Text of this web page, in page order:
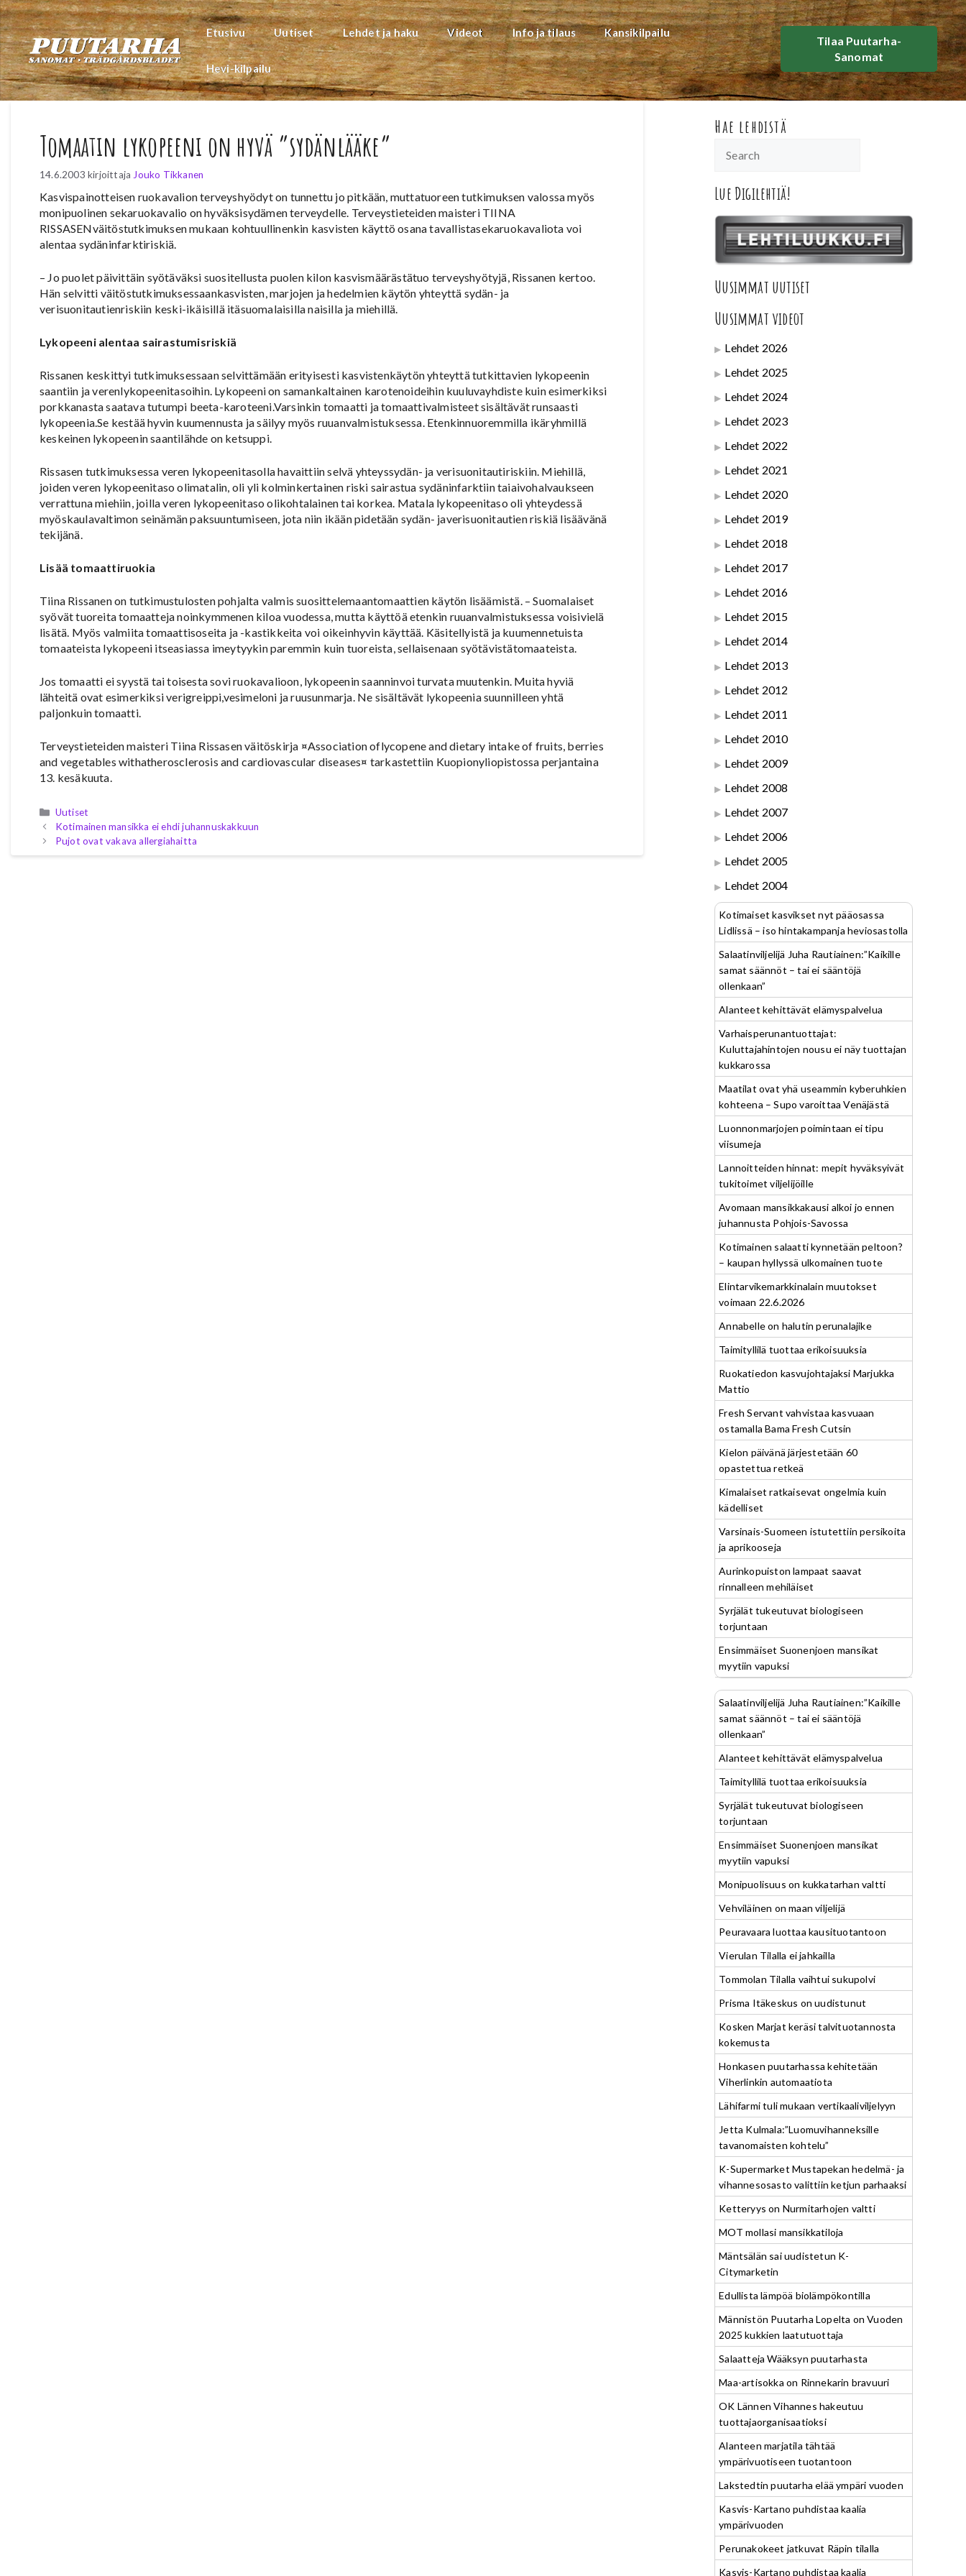
Siirry
sisältöön
Etusivu Uutiset Lehdet ja haku Videot Info ja tilaus Kansikilpailu
Hevi-kilpailu
Tilaa Puutarha-
Sanomat
Tomaatin lykopeeni on hyvä ”sydänlääke”
14.6.2003 kirjoittaja Jouko Tikkanen
Kasvispainotteisen ruokavalion terveyshyödyt on tunnettu jo pitkään, muttatuoreen tutkimuksen valossa myös
monipuolinen sekaruokavalio on hyväksisydämen terveydelle. Terveystieteiden maisteri TIINA
RISSASENväitöstutkimuksen mukaan kohtuullinenkin kasvisten käyttö osana tavallistasekaruokavaliota voi
alentaa sydäninfarktiriskiä.
– Jo puolet päivittäin syötäväksi suositellusta puolen kilon kasvismäärästätuo terveyshyötyjä, Rissanen kertoo.
Hän selvitti väitöstutkimuksessaankasvisten, marjojen ja hedelmien käytön yhteyttä sydän- ja
verisuonitautienriskiin keski-ikäisillä itäsuomalaisilla naisilla ja miehillä.
Lykopeeni alentaa sairastumisriskiä
Rissanen keskittyi tutkimuksessaan selvittämään erityisesti kasvistenkäytön yhteyttä tutkittavien lykopeenin
saantiin ja verenlykopeenitasoihin. Lykopeeni on samankaltainen karotenoideihin kuuluvayhdiste kuin esimerkiksi
porkkanasta saatava tutumpi beeta-karoteeni.Varsinkin tomaatti ja tomaattivalmisteet sisältävät runsaasti
lykopeenia.Se kestää hyvin kuumennusta ja säilyy myös ruuanvalmistuksessa. Etenkinnuoremmilla ikäryhmillä
keskeinen lykopeenin saantilähde on ketsuppi.
Rissasen tutkimuksessa veren lykopeenitasolla havaittiin selvä yhteyssydän- ja verisuonitautiriskiin. Miehillä,
joiden veren lykopeenitaso olimatalin, oli yli kolminkertainen riski sairastua sydäninfarktiin taiaivohalvaukseen
verrattuna miehiin, joilla veren lykopeenitaso olikohtalainen tai korkea. Matala lykopeenitaso oli yhteydessä
myöskaulavaltimon seinämän paksuuntumiseen, jota niin ikään pidetään sydän- javerisuonitautien riskiä lisäävänä
tekijänä.
Lisää tomaattiruokia
Tiina Rissanen on tutkimustulosten pohjalta valmis suosittelemaantomaattien käytön lisäämistä. – Suomalaiset
syövät tuoreita tomaatteja noinkymmenen kiloa vuodessa, mutta käyttöä etenkin ruuanvalmistuksessa voisivielä
lisätä. Myös valmiita tomaattisoseita ja -kastikkeita voi oikeinhyvin käyttää. Käsitellyistä ja kuumennetuista
tomaateista lykopeeni itseasiassa imeytyykin paremmin kuin tuoreista, sellaisenaan syötävistätomaateista.
Jos tomaatti ei syystä tai toisesta sovi ruokavalioon, lykopeenin saanninvoi turvata muutenkin. Muita hyviä
lähteitä ovat esimerkiksi verigreippi,vesimeloni ja ruusunmarja. Ne sisältävät lykopeenia suunnilleen yhtä
paljonkuin tomaatti.
Terveystieteiden maisteri Tiina Rissasen väitöskirja ¤Association oflycopene and dietary intake of fruits, berries
and vegetables withatherosclerosis and cardiovascular diseases¤ tarkastettiin Kuopionyliopistossa perjantaina
13. kesäkuuta.
Kategoriat
Uutiset
Kotimainen mansikka ei ehdi juhannuskakkuun
Pujot ovat vakava allergiahaitta
Hae lehdistä
Lue Digilehtiä!
Uusimmat uutiset
Uusimmat videot
Lehdet 2026
Lehdet 2025
Lehdet 2024
Lehdet 2023
Lehdet 2022
Lehdet 2021
Lehdet 2020
Lehdet 2019
Lehdet 2018
Lehdet 2017
Lehdet 2016
Lehdet 2015
Lehdet 2014
Lehdet 2013
Lehdet 2012
Lehdet 2011
Lehdet 2010
Lehdet 2009
Lehdet 2008
Lehdet 2007
Lehdet 2006
Lehdet 2005
Lehdet 2004
Kotimaiset kasvikset nyt pääosassa
Lidlissä – iso hintakampanja heviosastolla
Salaatinviljelijä Juha Rautiainen:”Kaikille
samat säännöt – tai ei sääntöjä
ollenkaan”
Alanteet kehittävät elämyspalvelua
Varhaisperunantuottajat:
Kuluttajahintojen nousu ei näy tuottajan
kukkarossa
Maatilat ovat yhä useammin kyberuhkien
kohteena – Supo varoittaa Venäjästä
Luonnonmarjojen poimintaan ei tipu
viisumeja
Lannoitteiden hinnat: mepit hyväksyivät
tukitoimet viljelijöille
Avomaan mansikkakausi alkoi jo ennen
juhannusta Pohjois-Savossa
Kotimainen salaatti kynnetään peltoon?
– kaupan hyllyssä ulkomainen tuote
Elintarvikemarkkinalain muutokset
voimaan 22.6.2026
Annabelle on halutin perunalajike
Taimityllilä tuottaa erikoisuuksia
Ruokatiedon kasvujohtajaksi Marjukka
Mattio
Fresh Servant vahvistaa kasvuaan
ostamalla Bama Fresh Cutsin
Kielon päivänä järjestetään 60
opastettua retkeä
Kimalaiset ratkaisevat ongelmia kuin
kädelliset
Varsinais-Suomeen istutettiin persikoita
ja aprikooseja
Aurinkopuiston lampaat saavat
rinnalleen mehiläiset
Syrjälät tukeutuvat biologiseen
torjuntaan
Ensimmäiset Suonenjoen mansikat
myytiin vapuksi
Salaatinviljelijä Juha Rautiainen:”Kaikille
samat säännöt – tai ei sääntöjä
ollenkaan”
Alanteet kehittävät elämyspalvelua
Taimityllilä tuottaa erikoisuuksia
Syrjälät tukeutuvat biologiseen
torjuntaan
Ensimmäiset Suonenjoen mansikat
myytiin vapuksi
Monipuolisuus on kukkatarhan valtti
Vehviläinen on maan viljelijä
Peuravaara luottaa kausituotantoon
Vierulan Tilalla ei jahkailla
Tommolan Tilalla vaihtui sukupolvi
Prisma Itäkeskus on uudistunut
Kosken Marjat keräsi talvituotannosta
kokemusta
Honkasen puutarhassa kehitetään
Viherlinkin automaatiota
Lähifarmi tuli mukaan vertikaaliviljelyyn
Jetta Kulmala:”Luomuvihanneksille
tavanomaisten kohtelu”
K-Supermarket Mustapekan hedelmä- ja
vihannesosasto valittiin ketjun parhaaksi
Ketteryys on Nurmitarhojen valtti
MOT mollasi mansikkatiloja
Mäntsälän sai uudistetun K-
Citymarketin
Edullista lämpöä biolämpökontilla
Männistön Puutarha Lopelta on Vuoden
2025 kukkien laatutuottaja
Salaatteja Wääksyn puutarhasta
Maa-artisokka on Rinnekarin bravuuri
OK Lännen Vihannes hakeutuu
tuottajaorganisaatioksi
Alanteen marjatila tähtää
ympärivuotiseen tuotantoon
Lakstedtin puutarha elää ympäri vuoden
Kasvis-Kartano puhdistaa kaalia
ympärivuoden
Perunakokeet jatkuvat Räpin tilalla
Kasvis-Kartano puhdistaa kaalia